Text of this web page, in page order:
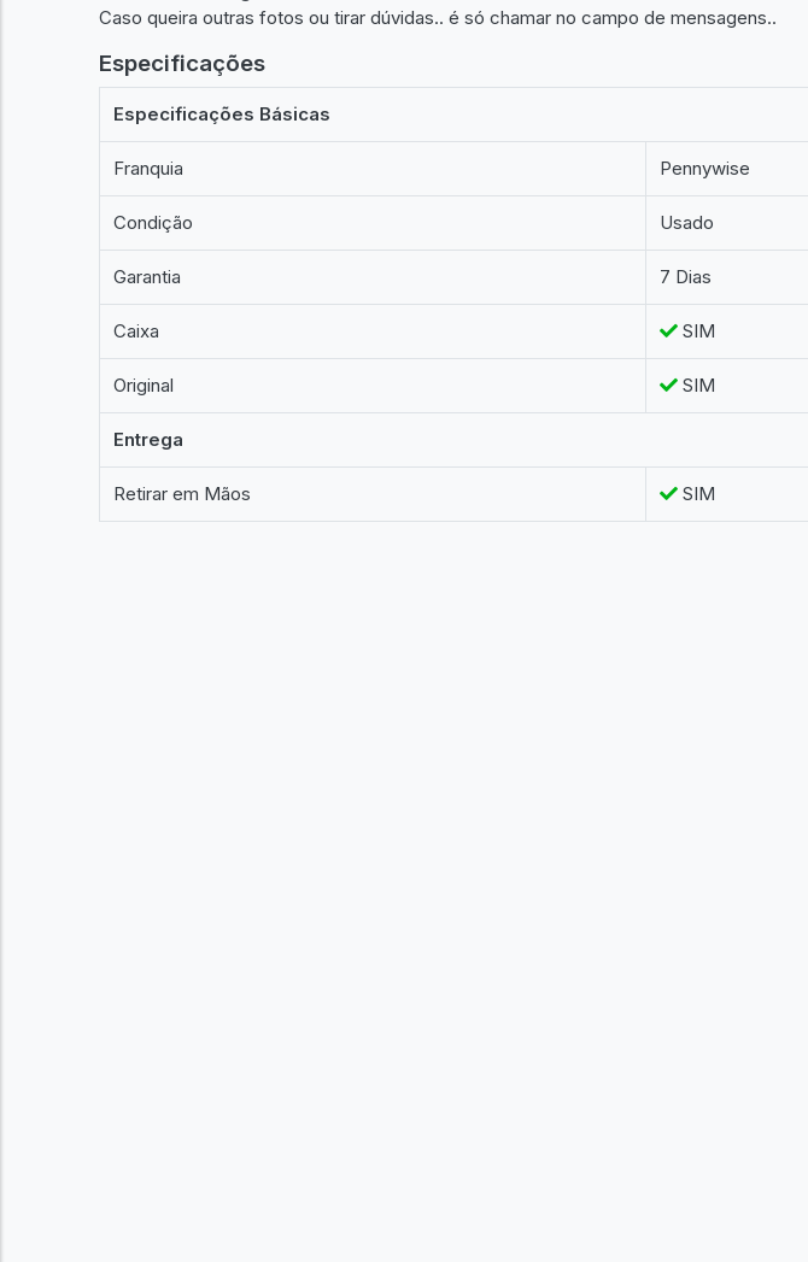
Caso queira outras fotos ou tirar dúvidas.. é só chamar no campo de mensagens..
Especificações
Especificações Básicas
Franquia Pennywise
Condição Usado
Garantia 7 Dias
Caixa SIM
Original SIM
Entrega
Retirar em Mãos SIM